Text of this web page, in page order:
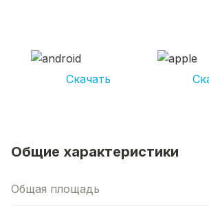
Скачать
Общие характеристики
Общая площадь